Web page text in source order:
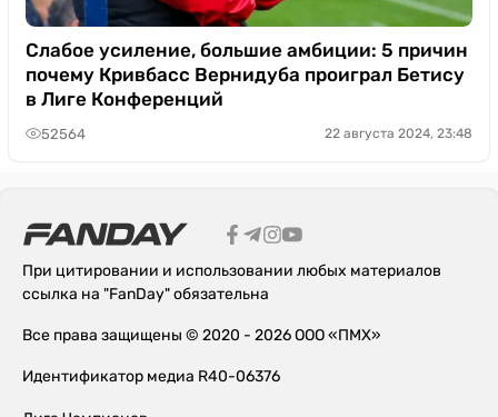
Слабое усиление, большие амбиции: 5 причин
почему Кривбасс Вернидуба проиграл Бетису
в Лиге Конференций
52564 22 августа 2024, 23:48
При цитировании и использовании любых материалов
ссылка на "FanDay" обязательна
Все права защищены © 2020 - 2026 ООО «ПМХ»
Идентификатор медиа R40-06376